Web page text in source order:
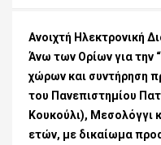
Ανοιχτή Ηλεκτρονική
Άνω των Ορίων για την
χώρων και συντήρηση
του Πανεπιστημίου
Κουκούλι), Μεσολόγγι
ετών, με δικαίωμα